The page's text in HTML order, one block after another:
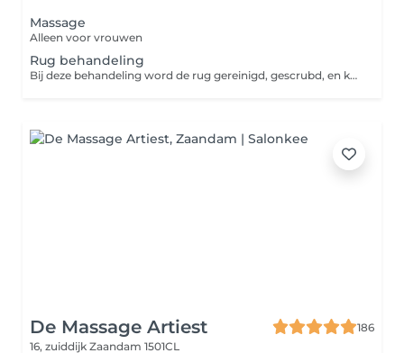
Massage
Alleen voor vrouwen
Rug behandeling
Bij deze behandeling word de rug gereinigd, gescrubd, en krijg je een massage
De Massage Artiest
186
16, zuiddijk Zaandam 1501CL